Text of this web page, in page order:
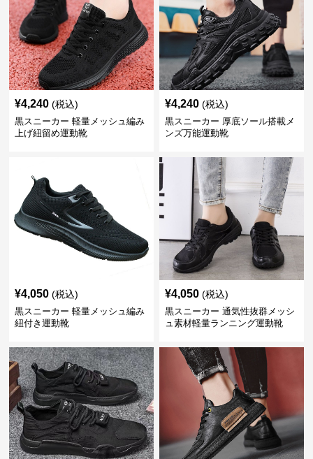
¥4,240 (税込)
黒スニーカー 軽量メッシュ編み
上げ紐留め運動靴
¥4,240 (税込)
黒スニーカー 厚底ソール搭載メ
ンズ万能運動靴
¥4,050 (税込)
黒スニーカー 軽量メッシュ編み
紐付き運動靴
¥4,050 (税込)
黒スニーカー 通気性抜群メッシ
ュ素材軽量ランニング運動靴